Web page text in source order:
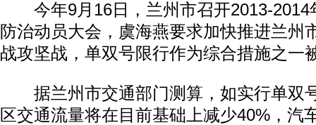
今年9月16日，兰州市召开2013-2014
防治动员大会，虞海燕要求加快推进兰州
战攻坚战，单双号限行作为综合措施之一
据兰州市交通部门测算，如实行单双
区交通流量将在目前基础上减少40%，汽